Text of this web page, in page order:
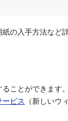
の入手方法など
ことができます。
ビス （新しいウ